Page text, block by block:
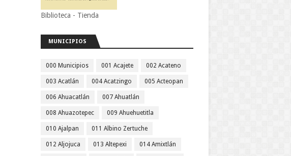
Biblioteca - Tienda
MUNICIPIOS
000 Municipios 001 Acajete 002 Acateno
003 Acatlán 004 Acatzingo 005 Acteopan
006 Ahuacatlán 007 Ahuatlán
008 Ahuazotepec 009 Ahuehuetitla
010 Ajalpan 011 Albino Zertuche
012 Aljojuca 013 Altepexi 014 Amixtlán